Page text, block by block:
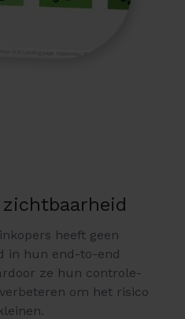
heeft geen
in hun end-to-end
ze hun controle-
om het risico